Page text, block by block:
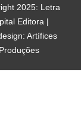
2025: Letra
Editora |
Artífices
Produções